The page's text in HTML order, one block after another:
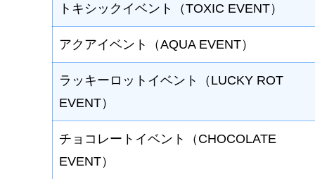
トキシックイベント（TOXIC EVENT）
アクアイベント（AQUA EVENT）
ラッキーロットイベント（LUCKY ROT
EVENT）
チョコレートイベント（CHOCOLATE
EVENT）